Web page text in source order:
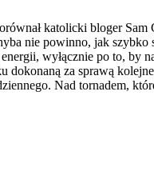
katolicki bloger
nie powinno, jak
wyłącznie po to, by
dokonaną za sprawą
Nad tornadem,